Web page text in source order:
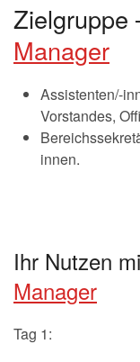
Zielgruppe
Manager
Assistenten/-
Vorstandes,
innen.
Ihr Nutzen
Manager
Tag 1: